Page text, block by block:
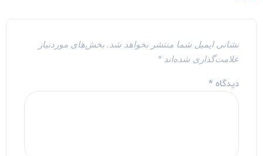
نشانی ایمیل شما منتشر نخواهد شد. بخش‌های موردنیاز
علامت‌گذاری شده‌اند*
دیدگاه*